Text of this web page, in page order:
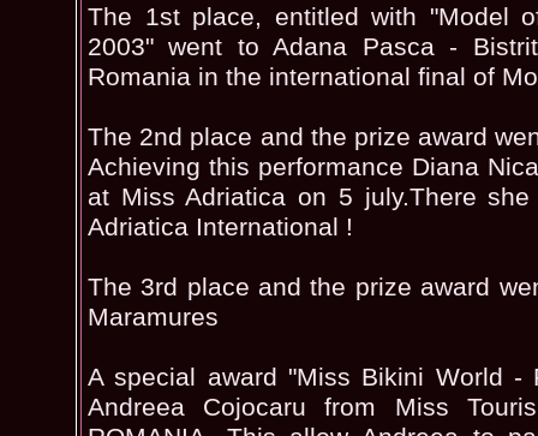
The 1st place, entitled with "Model
2003" went to Adana Pasca -
Romania in the international final of
The 2nd place and the prize award
Achieving this performance Diana
at Miss Adriatica on 5 july.There
Adriatica International !
The 3rd place and the prize award
Maramures
A special award "Miss Bikini World -
Andreea Cojocaru from Miss